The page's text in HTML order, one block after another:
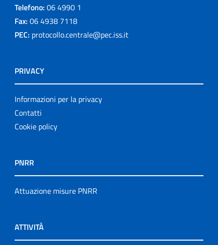
Telefono: 06 4990 1
Fax: 06 4938 7118
PEC: protocollo.centrale@pec.iss.it
PRIVACY
Informazioni per la privacy
Contatti
Cookie policy
PNRR
Attuazione misure PNRR
ATTIVITÀ